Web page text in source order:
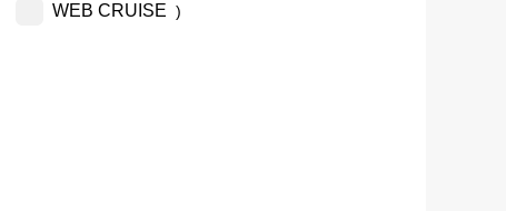
WEB CRUISE )